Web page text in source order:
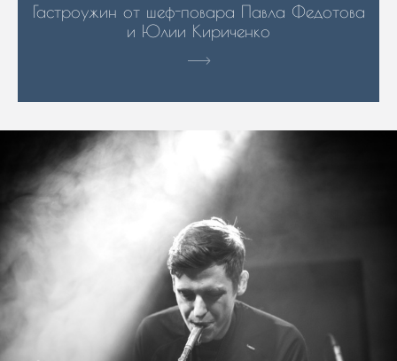
Гастроужин от шеф-повара Павла Федотова
и Юлии Кириченко